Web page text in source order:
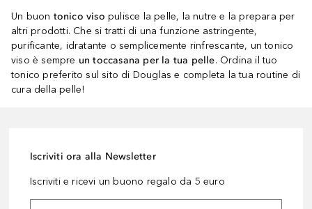
Un buon tonico viso pulisce la pelle, la nutre e la prepara per
altri prodotti. Che si tratti di una funzione astringente,
purificante, idratante o semplicemente rinfrescante, un tonico
viso è sempre un toccasana per la tua pelle. Ordina il tuo
tonico preferito sul sito di Douglas e completa la tua routine di
cura della pelle!
Iscriviti ora alla Newsletter
Iscriviti e ricevi un buono regalo da 5 euro